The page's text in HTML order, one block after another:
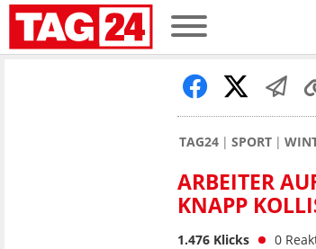
TAG24 SPORT
ARBEITER
KNAPP
1.476 Klicks 0